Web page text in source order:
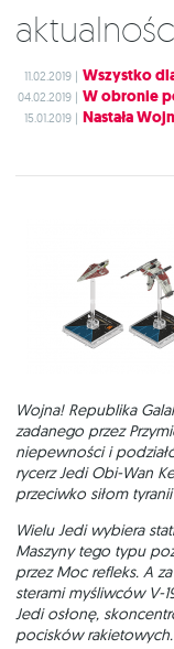
11.02.2019 | Wszystko
04.02.2019 | W obronie
15.01.2019 | Nastała
Wojna! Republika
zadanego przez
niepewności i
rycerz Jedi Obi-Wan
przeciwko siłom
Wielu Jedi wybiera
Maszyny tego typu
przez Moc refleks. A
sterami myśliwców V-
Jedi osłonę,
pocisków rakietowych.